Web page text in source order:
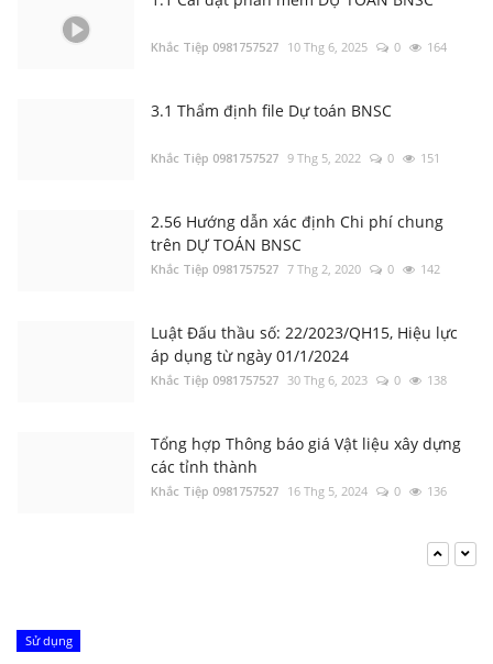
Khắc Tiệp 0981757527 10 Thg 6, 2025 0 164
3.1 Thẩm định file Dự toán BNSC
Khắc Tiệp 0981757527 9 Thg 5, 2022 0 151
2.56 Hướng dẫn xác định Chi phí chung
trên DỰ TOÁN BNSC
Khắc Tiệp 0981757527 7 Thg 2, 2020 0 142
Luật Đấu thầu số: 22/2023/QH15, Hiệu lực
áp dụng từ ngày 01/1/2024
Khắc Tiệp 0981757527 30 Thg 6, 2023 0 138
Tổng hợp Thông báo giá Vật liệu xây dựng
các tỉnh thành
Khắc Tiệp 0981757527 16 Thg 5, 2024 0 136
Nghị định 206/2026/NĐ-CP về quản lý chi
Sử dụng